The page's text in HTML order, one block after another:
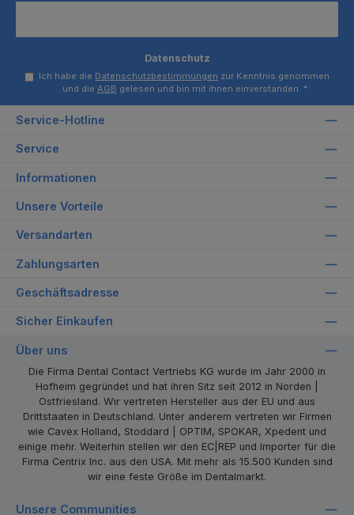
Datenschutz
Ich habe die Datenschutzbestimmungen zur Kenntnis genommen
und die AGB gelesen und bin mit ihnen einverstanden. *
Service-Hotline
Service
Informationen
Unsere Vorteile
Versandarten
Zahlungsarten
Geschäftsadresse
Sicher Einkaufen
Über uns
Die Firma Dental Contact Vertriebs KG wurde im Jahr 2000 in
Hofheim gegründet und hat ihren Sitz seit 2012 in Norden |
Ostfriesland. Wir vertreten Hersteller aus der EU und aus
Drittstaaten in Deutschland. Unter anderem vertreten wir Firmen
wie Cavex Holland, Stoddard | OPTIM, SPOKAR, Xpedent und
einige mehr. Weiterhin stellen wir den EC|REP und Importer für die
Firma Centrix Inc. aus den USA. Mit mehr als 15.500 Kunden sind
wir eine feste Größe im Dentalmarkt.
Unsere Communities